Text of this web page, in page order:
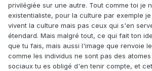
privilégiée sur une autre. Tout comme toi je
existentialiste, pour la culture par exemple
vivent la culture mais pas ceux qui s'en
étendard. Mais malgré tout, ce qui fait ton
que tu fais, mais aussi l'image que renvoie
comme les individus ne sont pas des
sociaux tu es obligé d'en tenir compte, et